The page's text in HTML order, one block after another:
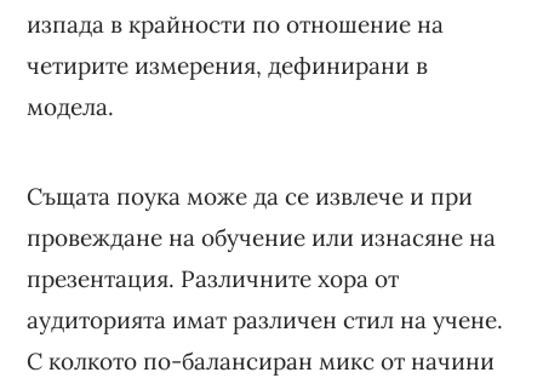
изпада в крайности по отношение на
четирите измерения, дефинирани в
модела.
Същата поука може да се извлече и при
провеждане на обучение или изнасяне на
презентация. Различните хора от
аудиторията имат различен стил на учене.
С колкото по-балансиран микс от начини